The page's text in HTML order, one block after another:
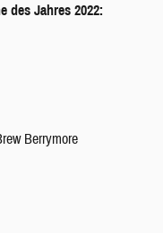
des Jahres 2022:
Berrymore